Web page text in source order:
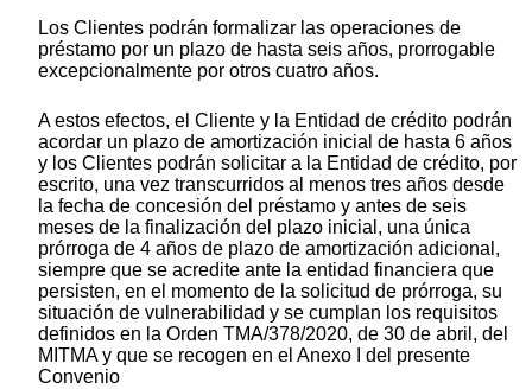
Los Clientes podrán formalizar las operaciones de
préstamo por un plazo de hasta seis años, prorrogable
excepcionalmente por otros cuatro años.
A estos efectos, el Cliente y la Entidad de crédito podrán
acordar un plazo de amortización inicial de hasta 6 años
y los Clientes podrán solicitar a la Entidad de crédito, por
escrito, una vez transcurridos al menos tres años desde
la fecha de concesión del préstamo y antes de seis
meses de la finalización del plazo inicial, una única
prórroga de 4 años de plazo de amortización adicional,
siempre que se acredite ante la entidad financiera que
persisten, en el momento de la solicitud de prórroga, su
situación de vulnerabilidad y se cumplan los requisitos
definidos en la Orden TMA/378/2020, de 30 de abril, del
MITMA y que se recogen en el Anexo I del presente
Convenio